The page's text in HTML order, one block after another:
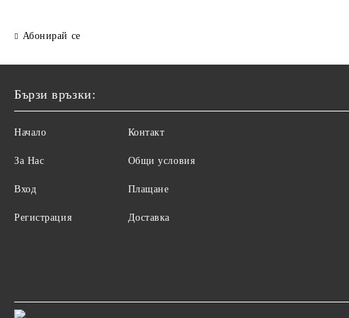
Абонирай се
Бързи връзки:
Начало
За Нас
Вход
Регистрация
Контакт
Общи условия
Плащане
Доставка